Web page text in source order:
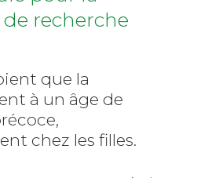
recherche
que la
à un âge de
chez les filles.